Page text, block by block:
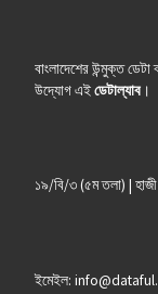
বাংলাদেশের উন্মুক্ত
উদ্যোগ এইডেটাল্যাব।
১৯/বি/৩ (৫ম তলা) | হাজী
ইমেইল: